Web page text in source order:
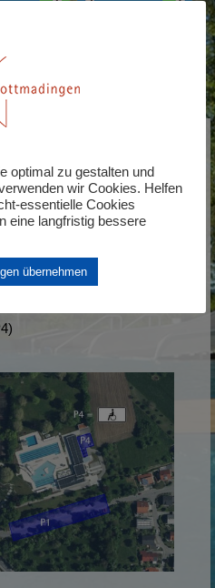
Höhenfreibades
zur Verfügung. Diese
Grafik blau Markiert.
optimal zu gestalten und
wir Cookies. Helfen
essentielle Cookies
eine langfristig bessere
übernehmen